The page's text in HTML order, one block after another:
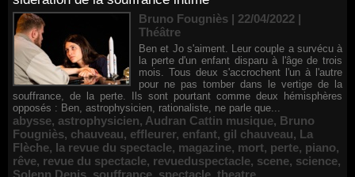
Bruno Fougniès | 22/04/2022 |
Théâtre
Ben et Jo s'aiment. Leur couple a survécu à
la perte d'un enfant disparu à l'âge de trois
mois. Tous deux s'accrochent l'un à l'autre
pour ne pas tomber dans le vertige de la
souffrance, de la perte. Ils sont pourtant comme deux hémisphères
opposés : Ben, astrophysicien, rationaliste, ne parle que...
abysse, astrophysicien, Audran Cattin musique, Bruno
Fougniès, chauveau, effleurer, enfant, gil chauveau, La
Flèche, la revue du spectacle, magazine, mort, perte, piano,
rêve, revue du spectacle, revueduspectacle, scene, science,
Solenn Denis, souffrance, spectacle, theatre